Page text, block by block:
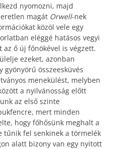
nyomozni, majd
magát Orwell-nek
közöl vele egy
eléggé hatásos vegyi
ő új főnökével is végzett.
ezeket, azonban
gyönyörű összeesküvés
menekülést, melyben
a nyilvánosság előtt
az első szinte
mert minden
hogy főhősünk meghalt a
tűnik fel senkinek a törmelék
alatt bizony van egy nyitott